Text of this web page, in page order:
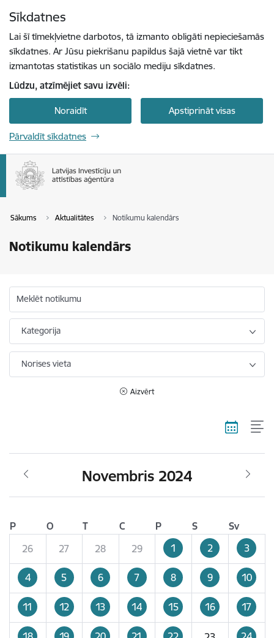
Sīkdatnes
Lai šī tīmekļvietne darbotos, tā izmanto obligāti nepieciešamās
sīkdatnes. Ar Jūsu piekrišanu papildus šajā vietnē var tikt
izmantotas statistikas un sociālo mediju sīkdatnes.
Lūdzu, atzīmējiet savu izvēli:
Noraidīt Apstiprināt visas
Pārvaldīt sīkdatnes
Sākums Aktualitātes Notikumu kalendārs
Notikumu kalendārs
Meklēt notikumu
Kategorija
Norises vieta
Aizvērt
Novembris 2024
P O T C P S
Sv
26
27 28 29 1 2 3
4 5 6 7 8 9 10
11 12 13 14 15 16 17